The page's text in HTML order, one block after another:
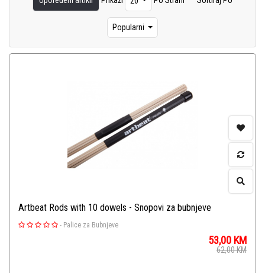
Popularni
Artbeat Rods with 10 dowels - Snopovi za bubnjeve
- Palice za Bubnjeve
53,00 KM
62,00KM